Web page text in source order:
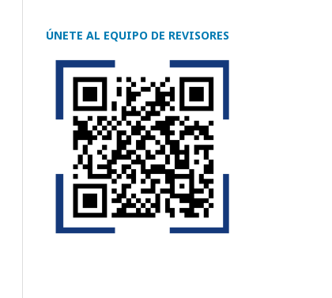
ÚNETE AL EQUIPO DE REVISORES